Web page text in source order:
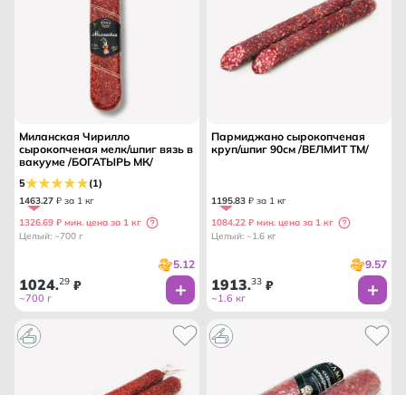
Миланская Чирилло
сырокопченая мелк/шпиг вязь в
вакууме /БОГАТЫРЬ МК/
5 (1)
1463.27 ₽ за 1 кг
1326.69 ₽ мин. цена за 1 кг
Целый: ~700 г
5.12
1024.29 ₽
~700 г
Пармиджано сырокопченая
круп/шпиг 90см /ВЕЛМИТ ТМ/
1195.83 ₽ за 1 кг
1084.22 ₽ мин. цена за 1 кг
Целый: ~1.6 кг
9.57
1913.33 ₽
~1.6 кг